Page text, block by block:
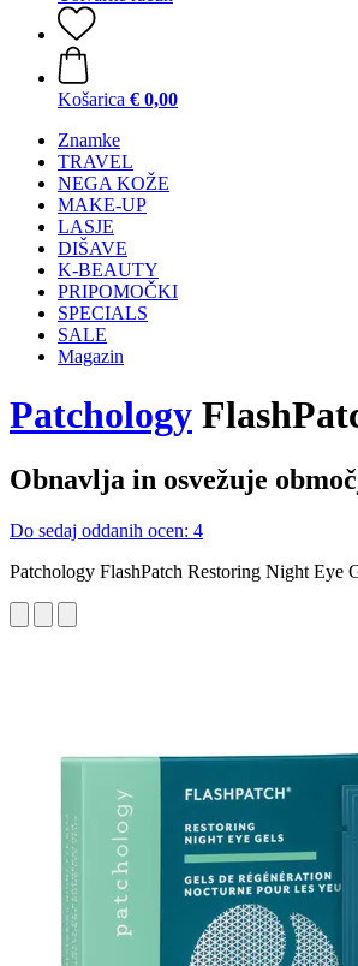
Košarica € 0,00
Znamke
TRAVEL
NEGA KOŽE
MAKE-UP
LASJE
DIŠAVE
K-BEAUTY
PRIPOMOČKI
SPECIALS
SALE
Magazin
Patchology
Obnavlja in osvežuje
Do sedaj oddanih ocen: 4
Patchology FlashPatch Restoring Night Eye